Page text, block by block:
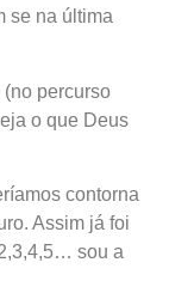
se na última
percurso
o que Deus
contorna
Assim já foi
sou a